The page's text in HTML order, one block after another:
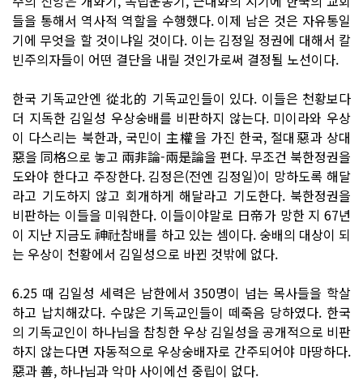
들을 통해서 역사적 역할을 수행했다. 이제 남은 것은 자유통일
기에 무엇을 할 것이냐일 것이다. 이는 김정일 정권에 대해서 칼
빈주의자들이 어떤 결단을 내릴 것인가로써 결정될 노선이다.
한국 기독교안엔 從北的 기독교인들이 있다. 이들은 천황보다
더 지독한 김일성 우상숭배를 비판하지 않는다. 미이라와 우상
이 다스리는 북한과, 국민이 主權을 가진 한국, 절대惡과 상대
惡을 同格으로 놓고 兩非論-兩是論을 편다. 무조건 북한정권을
도와야 한다고 주장한다. 김정은(전엔 김정일)이 망하도록 해달
라고 기도하지 않고 회개하게 해달라고 기도한다. 북한정권을
비판하는 이들을 미워한다. 이들이야말로 日帝가 망한 지 67년
이 지난 지금도 神社참배를 하고 있는 셈이다. 숭배의 대상이 되
는 우상이 천황에서 김일성으로 바뀐 것밖에 없다.
6.25 때 김일성 세력은 남한에서 350명이 넘는 목사들을 학살
하고 납치해갔다. 수많은 기독교인들이 떼죽음 당하였다. 한국
의 기독교인이 하나님을 참칭한 우상 김일성을 공개적으로 비판
하지 않는다면 자동적으로 우상숭배자로 간주되어야 마땅하다.
惡과 善, 하나님과 악마 사이에선 중립이 없다.